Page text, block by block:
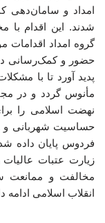
امداد و سامان‌دهی
شدند. این اقدام با
گروه امداد اقدامات
حضور و کمک‌رسانی
پدید آورد تا با
مأنوس گردد و در
نهضت اسلامی را
حساسیت شهربانی و
زیارت عتبات عالیات
مخالفت و ممانعت
انقلاب اسلامی ادامه